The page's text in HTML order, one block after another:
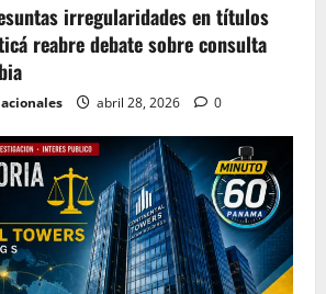
irregularidades en títulos
reabre debate sobre consulta
abril 28, 2026 0